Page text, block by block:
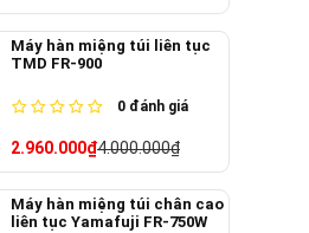
Máy hàn miệng túi liên tục
TMD FR-900
0 đánh giá
2.960.000₫4.000.000₫
Máy hàn miệng túi chân cao
liên tục Yamafuji FR-750W